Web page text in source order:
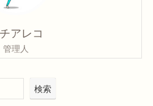
アレコ
管理人
検索